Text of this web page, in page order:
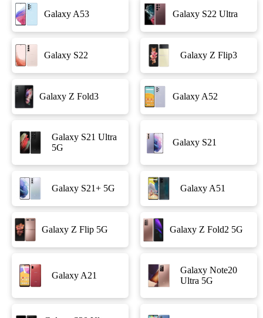
Galaxy A53 Galaxy S22 Ultra
Galaxy S22 Galaxy Z Flip3
Galaxy Z Fold3 Galaxy A52
Galaxy S21 Ultra
5G
Galaxy S21
Galaxy S21+ 5G Galaxy A51
Galaxy Z Flip 5G Galaxy Z Fold2 5G
Galaxy A21
Galaxy Note20
Ultra 5G